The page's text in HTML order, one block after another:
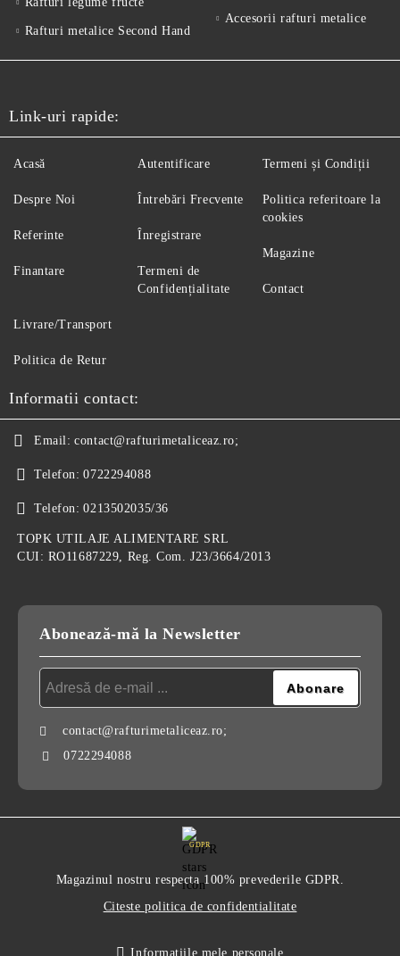
Rafturi metalice Second Hand
Accesorii rafturi metalice
Link-uri rapide:
Acasă
Despre Noi
Referinte
Finantare
Autentificare
Întrebări Frecvente
Înregistrare
Termeni de
Confidențialitate
Termeni și Condiții
Politica referitoare la
cookies
Magazine
Contact
Livrare/Transport
Politica de Retur
Informatii contact:
Email: contact@rafturimetaliceaz.ro;
Telefon: 0722294088
Telefon: 0213502035/36
TOPK UTILAJE ALIMENTARE SRL
CUI: RO11687229, Reg. Com. J23/3664/2013
Abonează-mă la Newsletter
contact@rafturimetaliceaz.ro;
0722294088
GDPR
Magazinul nostru respecta 100% prevederile GDPR.
Citeste politica de confidentialitate
Informatiile mele personale